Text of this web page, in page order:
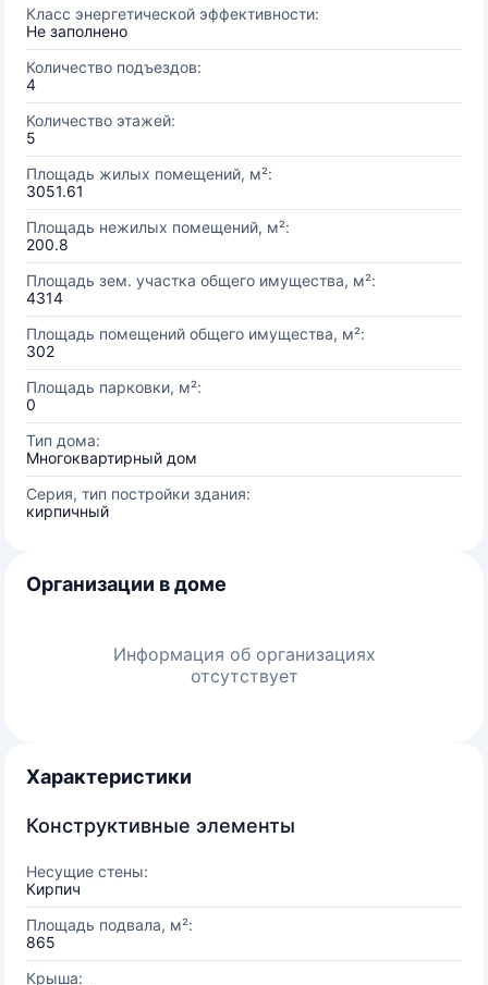
Класс энергетической эффективности:
Не заполнено
Количество подъездов:
4
Количество этажей:
5
Площадь жилых помещений, м²:
3051.61
Площадь нежилых помещений, м²:
200.8
Площадь зем. участка общего имущества, м²:
4314
Площадь помещений общего имущества, м²:
302
Площадь парковки, м²:
0
Тип дома:
Многоквартирный дом
Серия, тип постройки здания:
кирпичный
Организации в доме
Информация об организациях
отсутствует
Характеристики
Конструктивные элементы
Несущие стены:
Кирпич
Площадь подвала, м²:
865
Крыша: